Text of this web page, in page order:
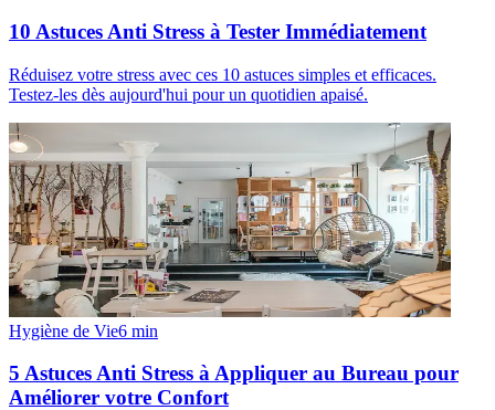
10 Astuces Anti Stress à Tester Immédiatement
Réduisez votre stress avec ces 10 astuces simples et efficaces.
Testez-les dès aujourd'hui pour un quotidien apaisé.
Hygiène de Vie6 min
5 Astuces Anti Stress à Appliquer au Bureau pour
Améliorer votre Confort